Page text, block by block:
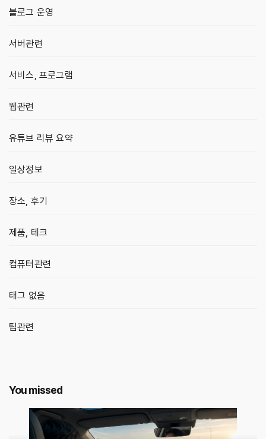
블로그 운영
서버관련
서비스, 프로그램
웹관련
유튜브 리뷰 요약
일상정보
장소, 후기
제품, 테크
컴퓨터관련
태그 없음
팁관련
You missed